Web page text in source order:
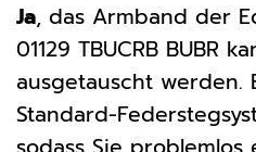
Ja, das Armband der
01129 TBUCRB BUBR
ausgetauscht werden.
Standard-